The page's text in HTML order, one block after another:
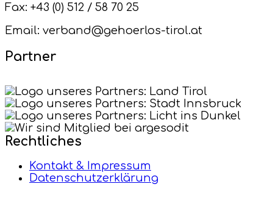
Fax: +43 (0) 512 / 58 70 25
Email: verband@gehoerlos-tirol.at
Partner
Rechtliches
Kontakt & Impressum
Datenschutzerklärung